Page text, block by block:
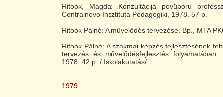
Ritoók, Magda: Konzultácijá povüboru
Centralnovo Insztituta Pedagogiki, 1978. 57 p.
Ritoók Pálné: A művelődés tervezése. Bp., MTA
Ritoók Pálné: A szakmai képzés fejlesztésének
tervezés és művelődésfejlesztés folyamatában.
1978. 42 p. / Iskolakutatás/
1979